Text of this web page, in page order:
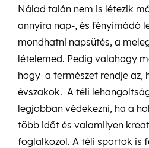
Nálad talán nem is létezik
annyira nap-, és fényimádó
mondhatni napsütés, a
lételemed. Pedig valahogy
hogy a természet rendje az,
évszakok. A téli
legjobban védekezni, ha a
több időt és valamilyen
foglalkozol. A téli sportok is